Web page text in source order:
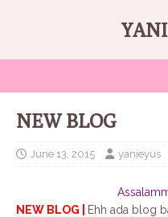
NEW BLOG
June 13, 2015 yanieyus
NEW BLOG |
Ehh ada blog